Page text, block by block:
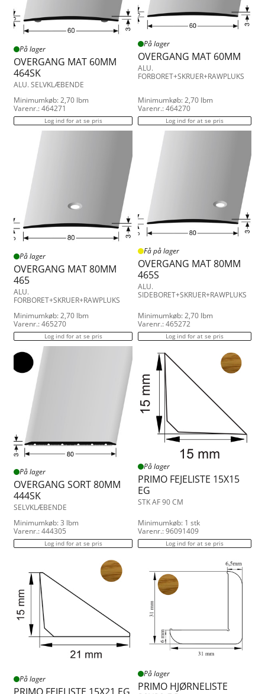
På lager
OVERGANG MAT 60MM
464SK
ALU. SELVKLÆBENDE
Minimumkøb: 2,70 lbm
Varenr.: 464271
Log ind for at se pris
På lager
OVERGANG MAT 60MM
ALU.
FORBORET+SKRUER+RAWPLUKS
Minimumkøb: 2,70 lbm
Varenr.: 464270
Log ind for at se pris
På lager
OVERGANG MAT 80MM
465
ALU.
FORBORET+SKRUER+RAWPLUKS
Minimumkøb: 2,70 lbm
Varenr.: 465270
Log ind for at se pris
Få på lager
OVERGANG MAT 80MM
465S
ALU.
SIDEBORET+SKRUER+RAWPLUKS
Minimumkøb: 2,70 lbm
Varenr.: 465272
Log ind for at se pris
På lager
OVERGANG SORT 80MM
444SK
SELVKLÆBENDE
Minimumkøb: 3 lbm
Varenr.: 444305
Log ind for at se pris
På lager
PRIMO FEJELISTE 15X15
EG
STK AF 90 CM
Minimumkøb: 1 stk
Varenr.: 96091409
Log ind for at se pris
På lager
På lager
PRIMO HJØRNELISTE